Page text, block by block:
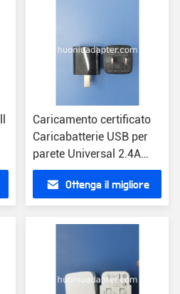
Caricamento certificato
Caricabatterie USB per
parete Universal 2.4A
Output Bianco con
protezione CE/FCC/RoHS
Ottenga il migliore